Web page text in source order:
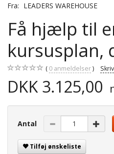
Fra: LEADERS WAREHOUSE
Få hjælp til
kursusplan,
0 anmeldelser
DKK 3.125,00
Antal
Tilføj ønskeliste